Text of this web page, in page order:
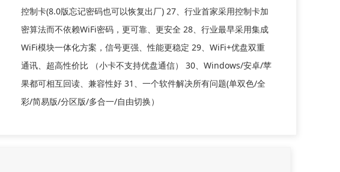
控制卡(8.0版忘记密码也可以恢复出厂) 27、行业首家采用控制卡加
密算法而不依赖WiFi密码，更可靠、更安全 28、行业最早采用集成
WiFi模块一体化方案，信号更强、性能更稳定 29、WiFi+优盘双重
通讯、超高性价比 （小卡不支持优盘通信） 30、Windows/安卓/苹
果都可相互回读、兼容性好 31、一个软件解决所有问题(单双色/全
彩/简易版/分区版/多合一/自由切换）